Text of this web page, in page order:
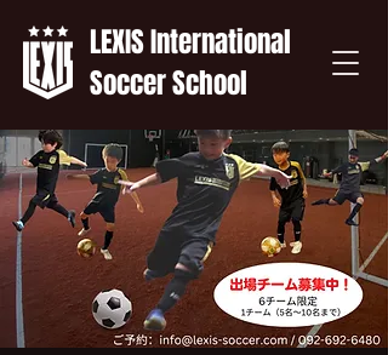
LEXIS International
Soccer School